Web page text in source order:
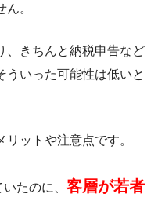
。
、きちんと納税申告など
ういった可能性は低いと
ットや注意点です。
たのに、 客層が若者